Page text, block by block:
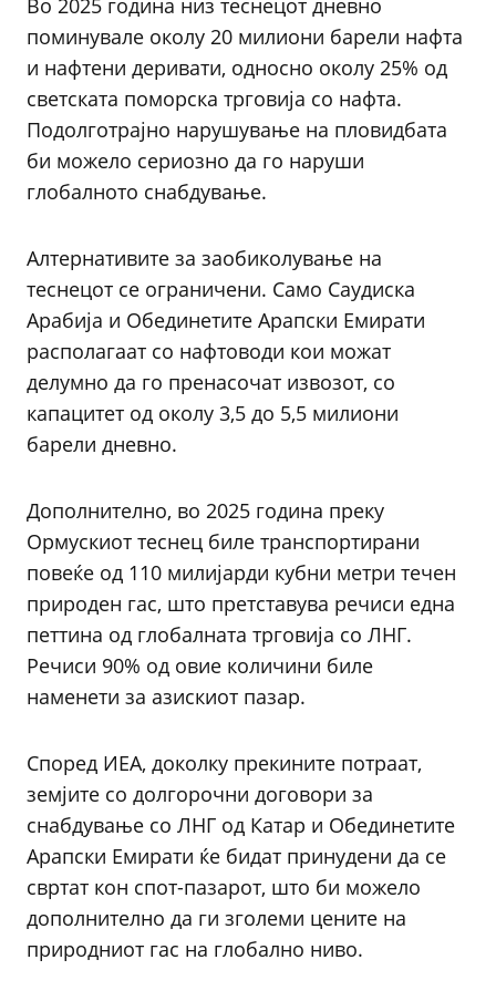
Во 2025 година низ теснецот дневно
поминувале околу 20 милиони барели нафта
и нафтени деривати, односно околу 25% од
светската поморска трговија со нафта.
Подолготрајно нарушување на пловидбата
би можело сериозно да го наруши
глобалното снабдување.
Алтернативите за заобиколување на
теснецот се ограничени. Само Саудиска
Арабија и Обединетите Арапски Емирати
располагаат со нафтоводи кои можат
делумно да го пренасочат извозот, со
капацитет од околу 3,5 до 5,5 милиони
барели дневно.
Дополнително, во 2025 година преку
Ормускиот теснец биле транспортирани
повеќе од 110 милијарди кубни метри течен
природен гас, што претставува речиси една
петтина од глобалната трговија со ЛНГ.
Речиси 90% од овие количини биле
наменети за азискиот пазар.
Според ИЕА, доколку прекините потраат,
земјите со долгорочни договори за
снабдување со ЛНГ од Катар и Обединетите
Арапски Емирати ќе бидат принудени да се
свртат кон спот-пазарот, што би можело
дополнително да ги зголеми цените на
природниот гас на глобално ниво.